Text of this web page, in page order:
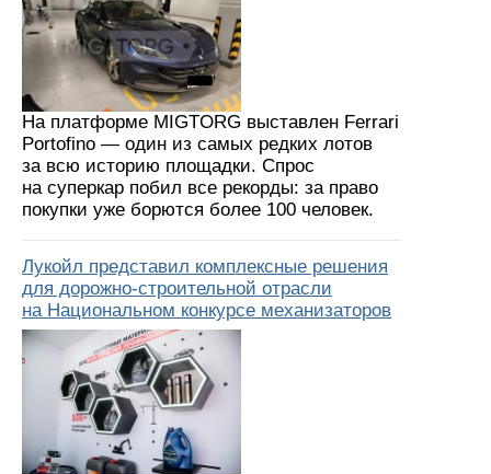
На платформе MIGTORG выставлен Ferrari
Portofino — один из самых редких лотов
за всю историю площадки. Спрос
на суперкар побил все рекорды: за право
покупки уже борются более 100 человек.
Лукойл представил комплексные решения
для дорожно-строительной отрасли
на Национальном конкурсе механизаторов